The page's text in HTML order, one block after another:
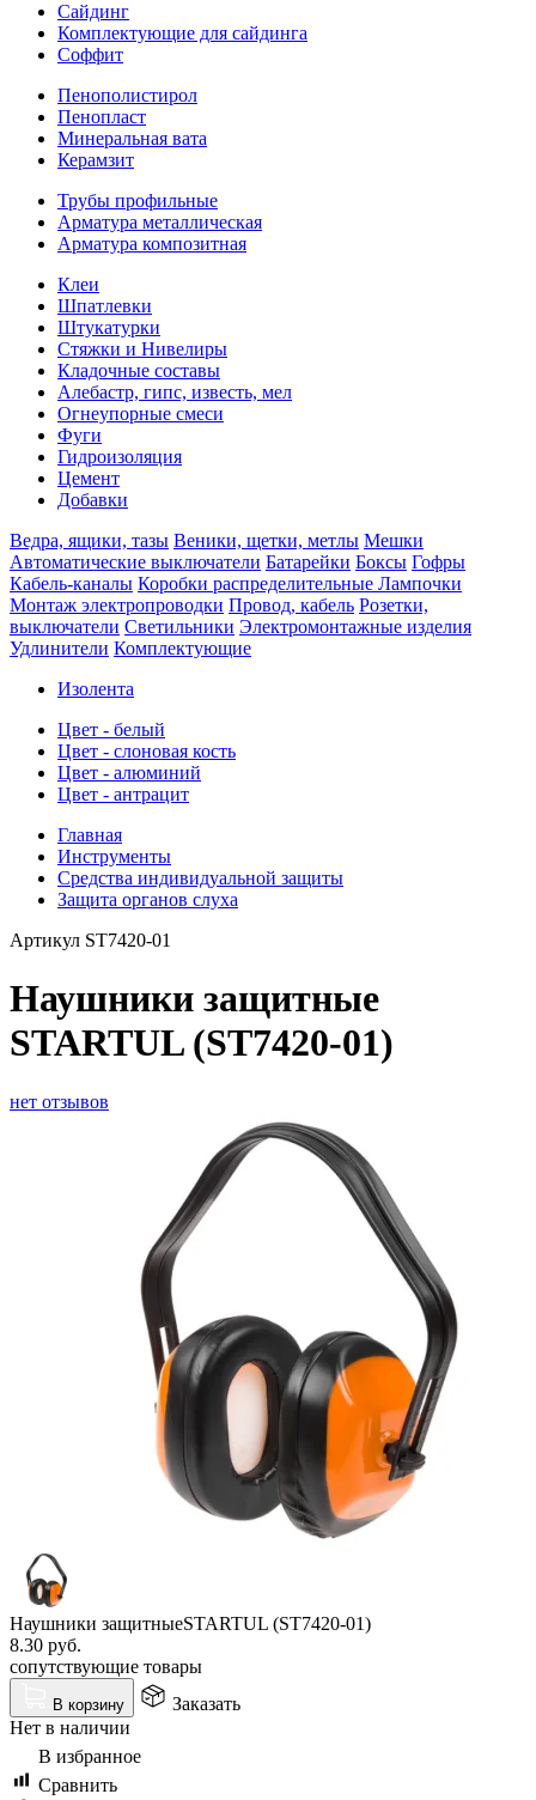
Сайдинг
Комплектующие для сайдинга
Соффит
Пенополистирол
Пенопласт
Минеральная вата
Керамзит
Трубы профильные
Арматура металлическая
Арматура композитная
Клеи
Шпатлевки
Штукатурки
Стяжки и Нивелиры
Кладочные составы
Алебастр, гипс, известь, мел
Огнеупорные смеси
Фуги
Гидроизоляция
Цемент
Добавки
Ведра, ящики, тазы Веники, щетки, метлы Мешки
Автоматические выключатели Батарейки Боксы Гофры
Кабель-каналы Коробки распределительные Лампочки
Монтаж электропроводки Провод, кабель Розетки,
выключатели Светильники Электромонтажные изделия
Удлинители Комплектующие
Изолента
Цвет - белый
Цвет - слоновая кость
Цвет - алюминий
Цвет - антрацит
Главная
Инструменты
Средства индивидуальной защиты
Защита органов слуха
Артикул ST7420-01
Наушники защитные
STARTUL (ST7420-01)
нет отзывов
Наушники защитныеSTARTUL (ST7420-01)
8.30 руб.
сопутствующие товары
В корзину
Заказать
Нет в наличии
В избранное
Сравнить